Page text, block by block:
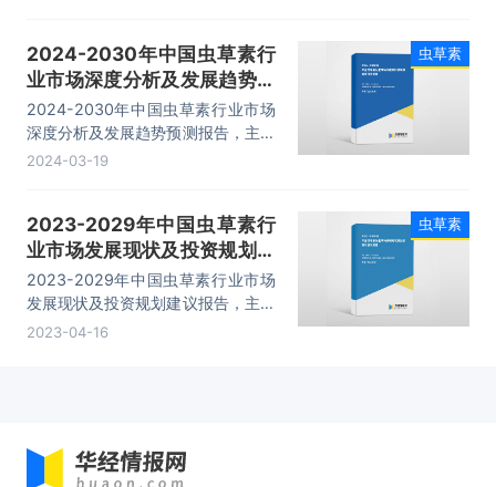
2024-2030年中国虫草素行
业市场深度分析及发展趋势预
测报告
2024-2030年中国虫草素行业市场
深度分析及发展趋势预测报告，主要
包括重点企业竞争力分析、投资与发
议等内容。
2024-03-19
虫草素
2023-2029年中国虫草素行
业市场发展现状及投资规划建
议报告
2023-2029年中国虫草素行业市场
发展现状及投资规划建议报告，主要
包括企业竞争分析、投资价值评估分
2023-04-16
虫草素